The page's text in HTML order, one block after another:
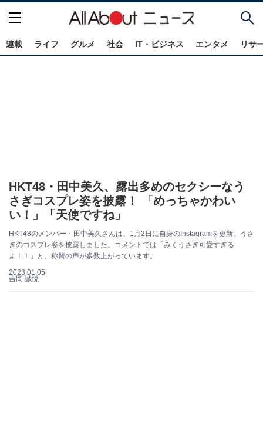
連載 ライフ グルメ 社会 IT・ビジネス エンタメ リサ
HKT48・田中美久、露出多めのセクシーなう
さぎコスプレ姿を披露！ 「めっちゃかわい
い！」「天使ですね」
HKT48のメンバー・田中美久さんは、1月2日に自身のInstagramを更新。うさ
ぎのコスプレ姿を披露しました。コメントでは「みくうさぎ可愛すぎる
よ！！」と、称賛の声が多数上がっています。
2023.01.05
吉岡 誠悦